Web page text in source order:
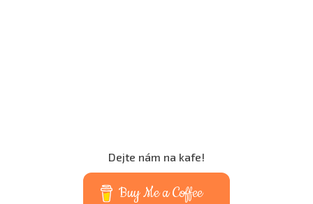
Dejte nám na kafe!
Buy Me a Coffee